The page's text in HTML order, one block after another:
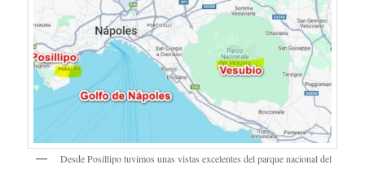
Desde Posillipo tuvimos unas vistas excelentes del parque nacional del